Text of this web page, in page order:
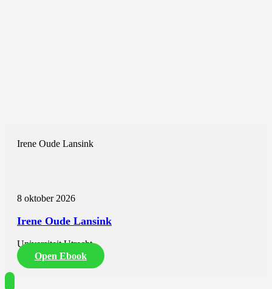
Irene Oude Lansink
8 oktober 2026
Irene Oude Lansink
Universiteit Utrecht
Open Ebook